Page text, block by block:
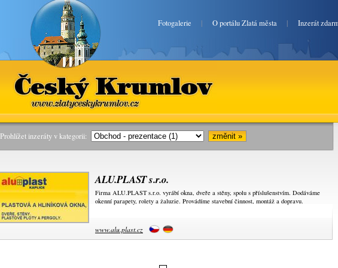
Fotogalerie | O portálu Zlatá města | Inzerát
Český Krumlov
www.zlatyceskykrumlov.cz
Prohlížet inzeráty v kategorii:
ALU.PLAST s.r.o.
Firma ALU.PLAST s.r.o. vyrábí okna, dveře a stěny, spolu s příslušenstvím. Dodáváme
okenní parapety, rolety a žaluzie. Provádíme stavební činnost, montáž a dopravu.
www.alu.plast.cz